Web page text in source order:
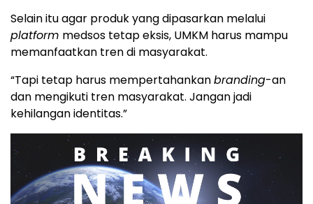
Selain itu agar produk yang dipasarkan melalui
platform medsos tetap eksis, UMKM harus mampu
memanfaatkan tren di masyarakat.
“Tapi tetap harus mempertahankanbranding-an
dan mengikuti tren masyarakat. Jangan jadi
kehilangan identitas.”